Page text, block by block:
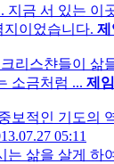
지금 서 있는 이
지이었습니다. 제
리스챤들이 삶
소금처럼 ... 제
보적인 기도의
05:11
는 삶을 살게 하